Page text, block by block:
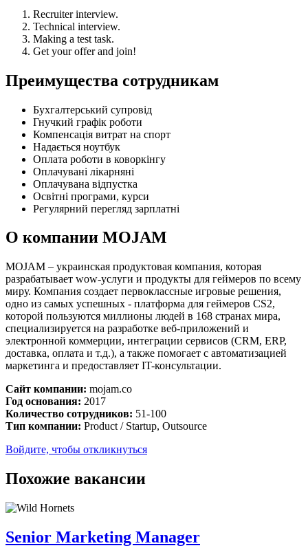
Recruiter interview.
Technical interview.
Making a test task.
Get your offer and join!
Преимущества сотрудникам
Бухгалтерський супровід
Гнучкий графік роботи
Компенсація витрат на спорт
Надається ноутбук
Оплата роботи в коворкінгу
Оплачувані лікарняні
Оплачувана відпустка
Освітні програми, курси
Регулярний перегляд зарплатні
О компании MOJAM
MOJAM – украинская продуктовая компания, которая
разрабатывает wow-услуги и продукты для геймеров по всему
миру. Компания создает первоклассные игровые решения,
одно из самых успешных - платформа для геймеров CS2,
которой пользуются миллионы людей в 168 странах мира,
специализируется на разработке веб-приложений и
электронной коммерции, интеграции сервисов (CRM, ERP,
доставка, оплата и т.д.), а также помогает с автоматизацией
маркетинга и предоставляет IT-консультации.
Сайт компании: mojam.co
Год основания: 2017
Количество сотрудников: 51-100
Тип компании: Product / Startup, Outsource
Войдите, чтобы откликнуться
Похожие вакансии
Senior Marketing Manager